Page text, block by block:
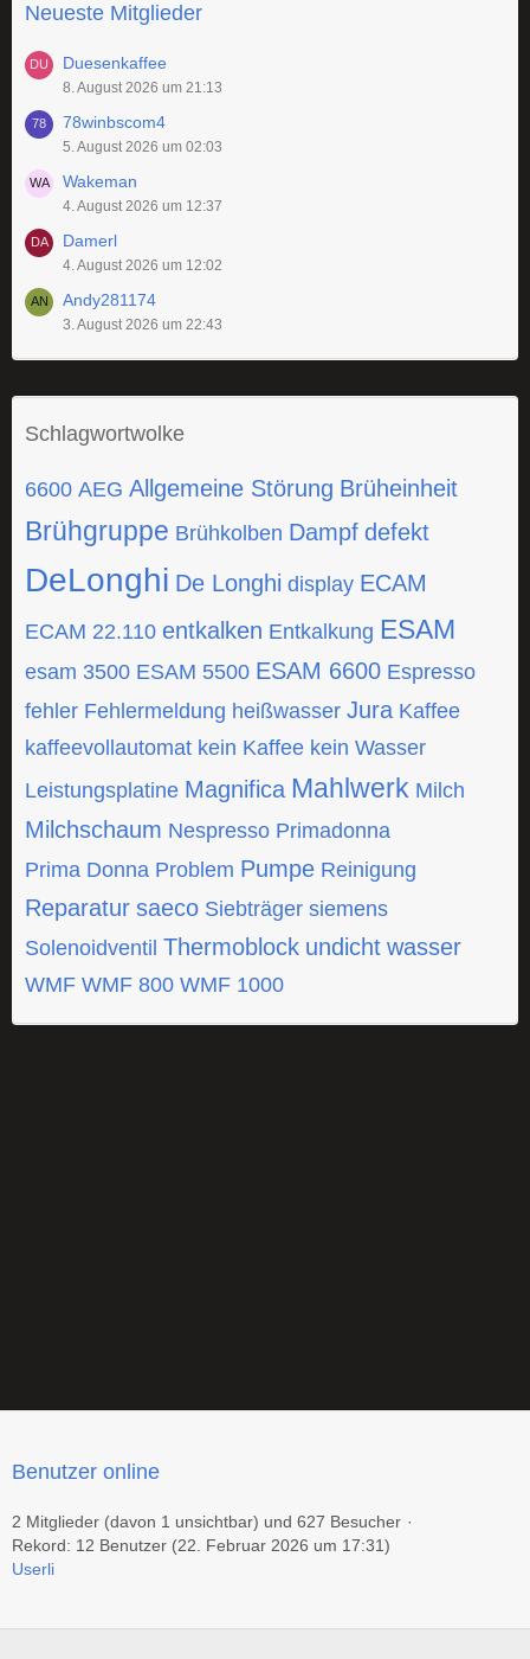
Neueste Mitglieder
Duesenkaffee
8. August 2026 um 21:13
78winbscom4
5. August 2026 um 02:03
Wakeman
4. August 2026 um 12:37
Damerl
4. August 2026 um 12:02
Andy281174
3. August 2026 um 22:43
Schlagwortwolke
6600 AEG Allgemeine Störung Brüheinheit
Brühgruppe Brühkolben Dampf defekt
DeLonghi De Longhi display ECAM
ECAM 22.110 entkalken Entkalkung ESAM
esam 3500 ESAM 5500 ESAM 6600 Espresso
fehler Fehlermeldung heißwasser Jura Kaffee
kaffeevollautomat kein Kaffee kein Wasser
Leistungsplatine Magnifica Mahlwerk Milch
Milchschaum Nespresso Primadonna
Prima Donna Problem Pumpe Reinigung
Reparatur saeco Siebträger siemens
Solenoidventil Thermoblock undicht wasser
WMF WMF 800 WMF 1000
Benutzer online
2 Mitglieder (davon 1 unsichtbar) und 627 Besucher
Rekord: 12 Benutzer (22. Februar 2026 um 17:31)
Userli